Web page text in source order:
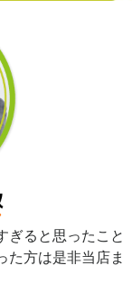
ぎると思ったこと
た方は是非当店ま